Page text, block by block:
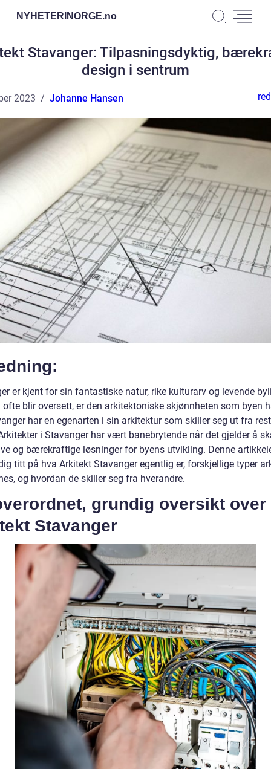
NYHETERINORGE.no
Stavanger: Tilpasningsdyktig,
design i sentrum
2023 Johanne Hansen
er kjent for sin fantastiske natur, rike kulturarv og levende
ofte blir oversett, er den arkitektoniske skjønnheten som byen
har en egenarten i sin arkitektur som skiller seg ut fra
i Stavanger har vært banebrytende når det gjelder å
og bærekraftige løsninger for byens utvikling. Denne
titt på hva Arkitekt Stavanger egentlig er, forskjellige typer
og hvordan de skiller seg fra hverandre.
grundig oversikt over
Stavanger